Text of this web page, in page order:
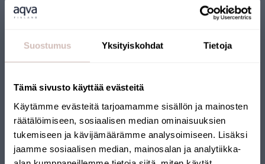
Suostumus Yksityiskohdat Tietoja
Tämä sivusto käyttää evästeitä
Käytämme evästeitä tarjoamamme sisällön ja mainosten
räätälöimiseen, sosiaalisen median ominaisuuksien
tukemiseen ja kävijämäärämme analysoimiseen. Lisäksi
jaamme sosiaalisen median, mainosalan ja analytiikka-
Presse à charbon actif AQVA 10 pouces BB/L
AQCB-L